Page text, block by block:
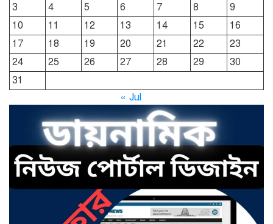
দোয়ারাবাজারে নামে-বেনামে চলছে
খাসজমি দখলের প্রতিযোগিতা : নির্লিপ্ত
প্রশাসন
নিরব
ছাতকে এক স্কুল ছাত্রী পাশবিকতার
শিকার অভিযুক্ত
ছাতক থানার পুলিশ সদস্য সংগীতে
শ্রেষ্ঠ শিল্পী নির্বাচিত
3
4 5 6 7 8
9
10
11 12 13 14 15
16
17
18 19 20 21 22
23
24
25 26 27 28 29
30
31
« Jul